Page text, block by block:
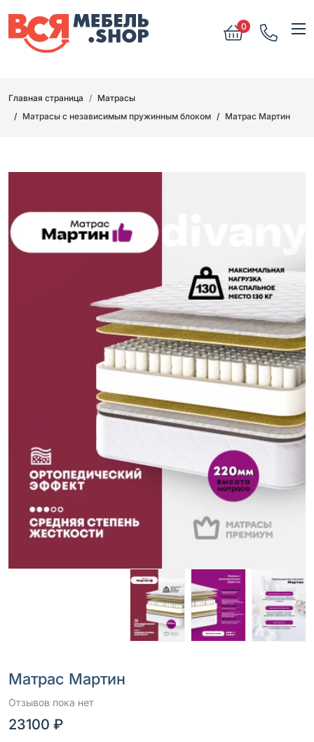
0
Главная страница
Матрасы
Матрасы с независимым пружинным блоком
Матрас Мартин
Матрас Мартин
Отзывов пока нет
23100 ₽